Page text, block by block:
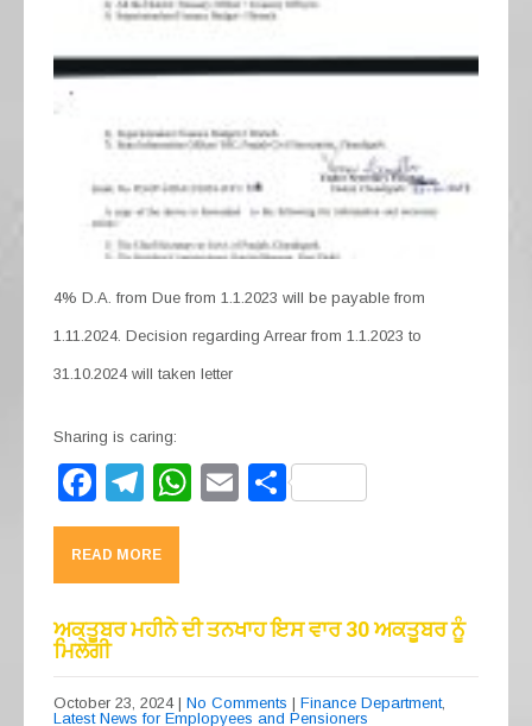
4% D.A. from Due from 1.1.2023 will be payable from
1.11.2024. Decision regarding Arrear from 1.1.2023 to
31.10.2024 will taken letter
Sharing is caring:
F
a
c
e
b
o
o
T
el
e
gr
a
m
W
A
p
p
E S
READ MORE
ਅਕਤੂਬਰ ਮਹੀਨੇ ਦੀ ਤਨਖਾਹ ਇਸ ਵਾਰ 30 ਅਕਤੂਬਰ ਨੂੰ
ਮਿਲੇਗੀ
October 23, 2024 | No Comments | Finance Department,
Latest News for Emplopyees and Pensioners